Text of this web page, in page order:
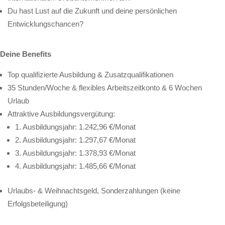
Du hast Lust auf die Zukunft und deine persönlichen
Entwicklungschancen?
Deine Benefits
Top qualifizierte Ausbildung & Zusatzqualifikationen
35 Stunden/Woche & flexibles Arbeitszeitkonto & 6 Wochen
Urlaub
Attraktive Ausbildungsvergütung:
1. Ausbildungsjahr: 1.242,96 €/Monat
2. Ausbildungsjahr: 1.297,67 €/Monat
3. Ausbildungsjahr: 1.378,93 €/Monat
4. Ausbildungsjahr: 1.485,66 €/Monat
Urlaubs- & Weihnachtsgeld, Sonderzahlungen (keine
Erfolgsbeteiligung)